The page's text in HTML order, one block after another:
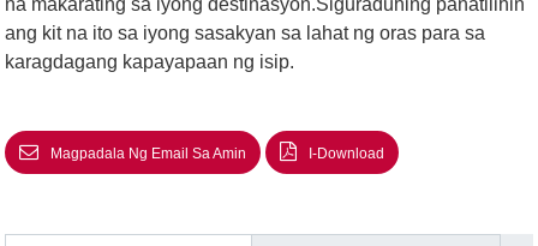
ang kit na ito sa iyong sasakyan sa lahat ng oras para sa
karagdagang kapayapaan ng isip.
Magpadala Ng Email Sa Amin I-Download